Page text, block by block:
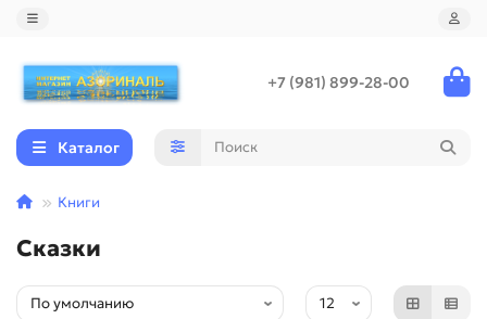
+7 (981) 899-28-00
Каталог
Книги
Сказки